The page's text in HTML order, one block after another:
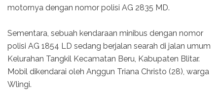
motornya dengan nomor polisi AG 2835 MD.
Sementara, sebuah kendaraan minibus dengan nomor
polisi AG 1854 LD sedang berjalan searah di jalan umum
Kelurahan Tangkil Kecamatan Beru, Kabupaten Blitar.
Mobil dikendarai oleh Anggun Triana Christo (28), warga
Wlingi.